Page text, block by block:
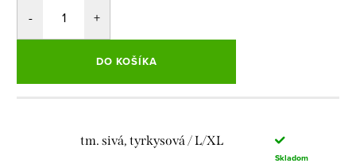
DO KOŠÍKA
tm. sivá, tyrkysová / L/XL
Skladom